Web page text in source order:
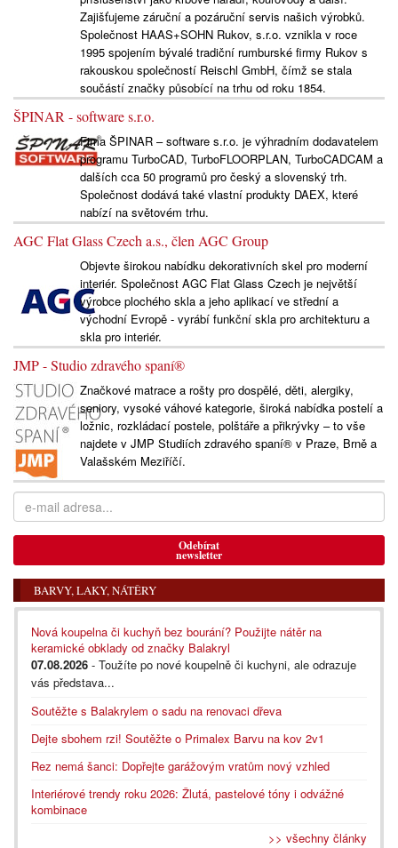
Zajišťujeme záruční a pozáruční servis našich výrobků.
Společnost HAAS+SOHN Rukov, s.r.o. vznikla v roce
1995 spojením bývalé tradiční rumburské firmy Rukov s
rakouskou společností Reischl GmbH, čímž se stala
součástí značky působící na trhu od roku 1854.
ŠPINAR - software s.r.o.
Fima ŠPINAR – software s.r.o. je výhradním dodavatelem
programu TurboCAD, TurboFLOORPLAN, TurboCADCAM a
dalších cca 50 programů pro český a slovenský trh.
Společnost dodává také vlastní produkty DAEX, které
nabízí na světovém trhu.
AGC Flat Glass Czech a.s., člen AGC Group
Objevte širokou nabídku dekorativních skel pro moderní
interiér. Společnost AGC Flat Glass Czech je největší
výrobce plochého skla a jeho aplikací ve střední a
východní Evropě - vyrábí funkční skla pro architekturu a
skla pro interiér.
JMP - Studio zdravého spaní®
Značkové matrace a rošty pro dospělé, děti, alergiky,
seniory, vysoké váhové kategorie, široká nabídka postelí a
ložnic, rozkládací postele, polštáře a přikrývky – to vše
najdete v JMP Studiích zdravého spaní® v Praze, Brně a
Valašském Meziříčí.
Odebírat
newsletter
BARVY, LAKY, NÁTĚRY
Nová koupelna či kuchyň bez bourání? Použijte nátěr na
keramické obklady od značky Balakryl
07.08.2026 - Toužíte po nové koupelně či kuchyni, ale odrazuje
vás představa...
Soutěžte s Balakrylem o sadu na renovaci dřeva
Dejte sbohem rzi! Soutěžte o Primalex Barvu na kov 2v1
Rez nemá šanci: Dopřejte garážovým vratům nový vzhled
Interiérové trendy roku 2026: Žlutá, pastelové tóny i odvážné
kombinace
>> všechny články